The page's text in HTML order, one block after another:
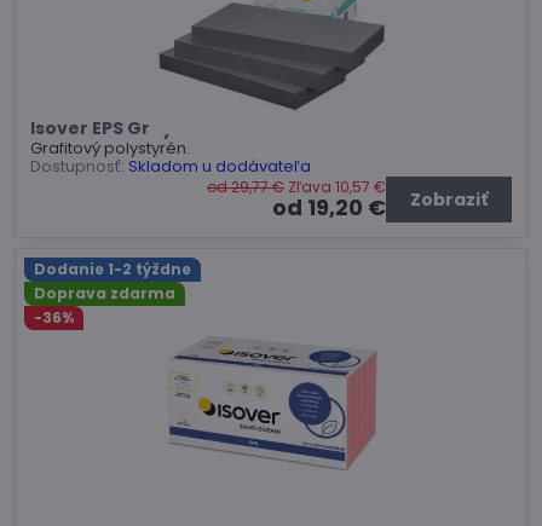
Isover EPS GreyWall
Grafitový polystyrén.
Dostupnosť: Skladom u dodávateľa
od 19,20 €
od 29,77 € Zľava 10,57 €
Zobraziť
Dodanie 1-2 týždne
Doprava zdarma
-36%